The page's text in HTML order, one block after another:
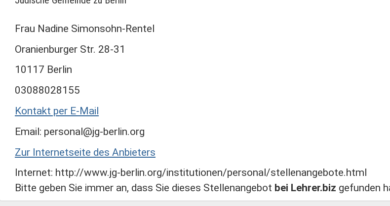
Frau Nadine Simonsohn-Rentel
Oranienburger Str. 28-31
10117 Berlin
03088028155
Kontakt per E-Mail
Email: personal@jg-berlin.org
Zur Internetseite des Anbieters
Internet: http://www.jg-berlin.org/institutionen/personal/stellenangebote.html
Bitte geben Sie immer an, dass Sie dieses Stellenangebot bei Lehrer.biz gefunden